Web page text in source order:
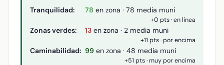
Tranquilidad: 78 en zona · 78 media muni
+0 pts · en línea
Zonas verdes: 13 en zona · 2 media muni
+11 pts · por encima
Caminabilidad: 99 en zona · 48 media muni
+51 pts · muy por encima